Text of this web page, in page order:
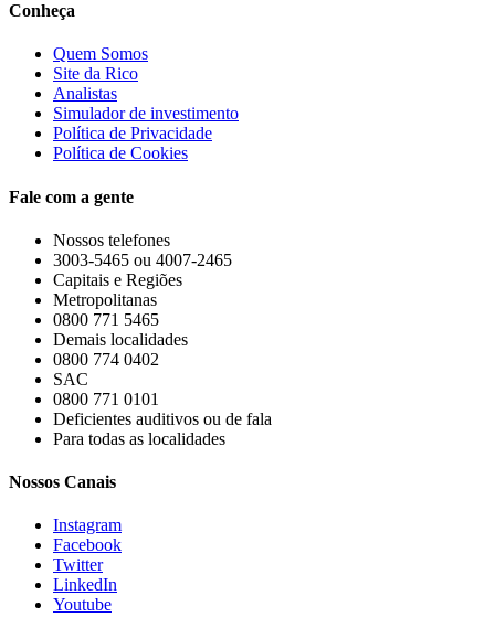
Conheça
Quem Somos
Site da Rico
Analistas
Simulador de investimento
Política de Privacidade
Política de Cookies
Fale com a gente
Nossos telefones
3003-5465 ou 4007-2465
Capitais e Regiões
Metropolitanas
0800 771 5465
Demais localidades
0800 774 0402
SAC
0800 771 0101
Deficientes auditivos ou de fala
Para todas as localidades
Nossos Canais
Instagram
Facebook
Twitter
LinkedIn
Youtube